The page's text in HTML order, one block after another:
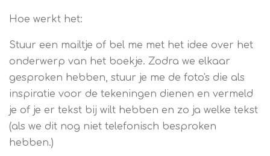
Hoe werkt het:
Stuur een mailtje of bel me met het idee over het
onderwerp van het boekje. Zodra we elkaar
gesproken hebben, stuur je me de foto's die als
inspiratie voor de tekeningen dienen en vermeld
je of je er tekst bij wilt hebben en zo ja welke tekst
(als we dit nog niet telefonisch besproken
hebben.)